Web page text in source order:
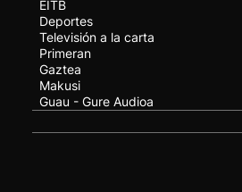
EITB
Deportes
Televisión a la carta
Primeran
Gaztea
Makusi
Guau - Gure Audioa